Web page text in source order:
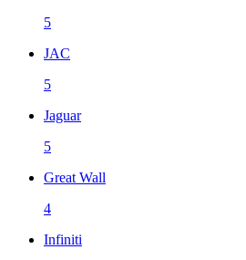
5
JAC
5
Jaguar
5
Great Wall
4
Infiniti